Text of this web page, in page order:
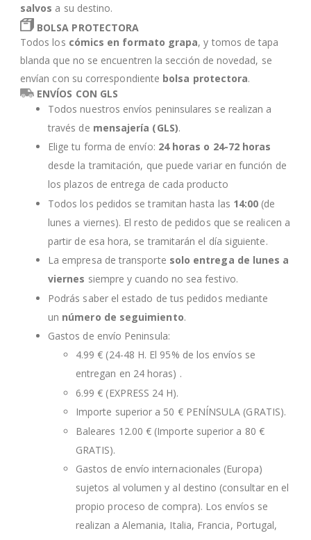
salvos a su destino.
BOLSA PROTECTORA
Todos los cómics en formato grapa, y tomos de tapa
blanda que no se encuentren la sección de novedad, se
envían con su correspondiente bolsa protectora.
ENVÍOS CON GLS
Todos nuestros envíos peninsulares se realizan a
través de mensajería (GLS).
Elige tu forma de envío: 24 horas o 24-72 horas
desde la tramitación, que puede variar en función de
los plazos de entrega de cada producto
Todos los pedidos se tramitan hasta las 14:00 (de
lunes a viernes). El resto de pedidos que se realicen a
partir de esa hora, se tramitarán el día siguiente.
La empresa de transporte solo entrega de lunes a
viernes siempre y cuando no sea festivo.
Podrás saber el estado de tus pedidos mediante
un número de seguimiento.
Gastos de envío Peninsula:
4.99 € (24-48 H. El 95% de los envíos se
entregan en 24 horas) .
6.99 € (EXPRESS 24 H).
Importe superior a 50 € PENÍNSULA (GRATIS).
Baleares 12.00 € (Importe superior a 80 €
GRATIS).
Gastos de envío internacionales (Europa)
sujetos al volumen y al destino (consultar en el
propio proceso de compra). Los envíos se
realizan a Alemania, Italia, Francia, Portugal,